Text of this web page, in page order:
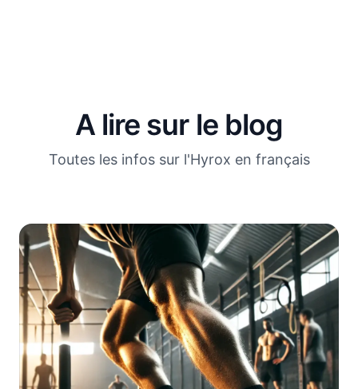
A lire sur le blog
Toutes les infos sur l'Hyrox en français